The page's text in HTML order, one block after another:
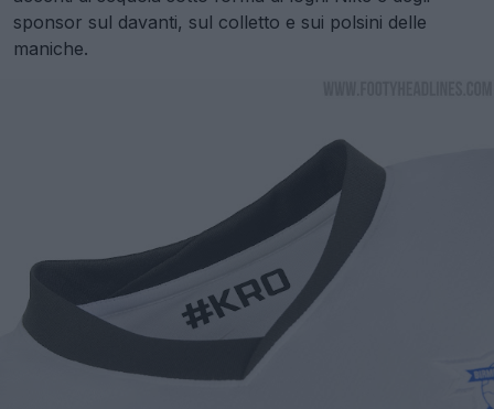
sponsor sul davanti, sul colletto e sui polsini delle
maniche.